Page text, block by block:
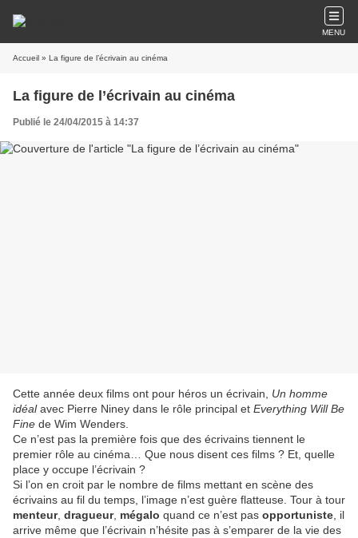
MENU
Accueil » La figure de l’écrivain au cinéma
La figure de l’écrivain au cinéma
Publié le 24/04/2015 à 14:37
Cette année deux films ont pour héros un écrivain, Un homme
idéalavec Pierre Niney dans le rôle principal et Everything Will Be
Fine de Wim Wenders.
Ce n’est pas la première fois que des écrivains tiennent le
premier rôle au cinéma… Que nous disent ces films ? Et, quelle
place y occupe l’écrivain ?
Si l’on en croit par le nombre de films mettant en scène des
écrivains au fil du temps, l’image n’est guère flatteuse. Tour à tour
menteur, dragueur, mégalo quand ce n’est pas opportuniste , il
arrive même que l’écrivain n’hésite pas à s’emparer de la vie des